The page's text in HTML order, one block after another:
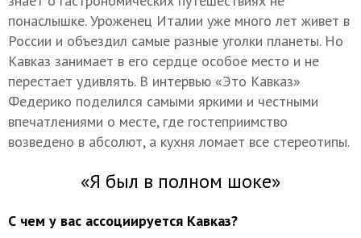
понаслышке. Уроженец Италии уже много лет живет в
России и объездил самые разные уголки планеты. Но
Кавказ занимает в его сердце особое место и не
перестает удивлять. В интервью «Это Кавказ»
Федерико поделился самыми яркими и честными
впечатлениями о месте, где гостеприимство
возведено в абсолют, а кухня ломает все стереотипы.
«Я был в полном шоке»
С чем у вас ассоциируется Кавказ?